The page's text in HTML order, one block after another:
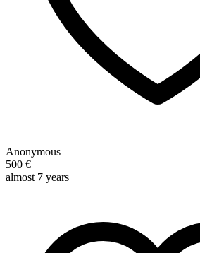
Anonymous
500 €
almost 7 years